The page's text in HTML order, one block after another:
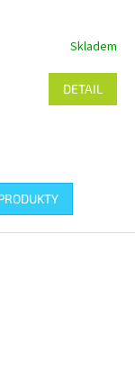
Skladem
DETAIL